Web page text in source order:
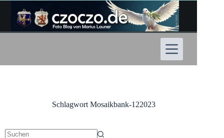
Inhalt
springen
SchlagwortMosaikbank-122023